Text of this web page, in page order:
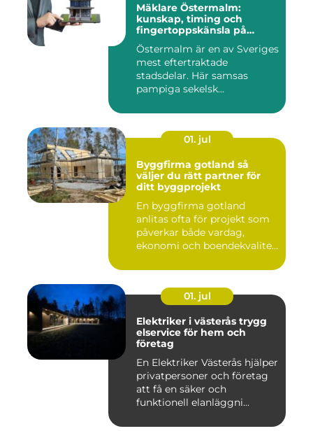
Mäklare Östermalm:
kunskap, timing och
fingertoppskänsla på
stockholms mest klassiska
adress
Östermalm är en av Sveriges
mest eftertraktade
stadsdelar. Här samsas
pampiga sekelsk...
01. jul
Byggfirma gotland så
väljer du rätt partner för
ditt byggprojekt
En byggfirma gotland
anlitas ofta för projekt som
påverkar både vardag,
ekonomi och boendekvalitet
01. jul
Elektriker i västerås trygg
elservice för hem och
företag
En Elektriker Västerås hjälper
privatpersoner och företag
att få en säker och
funktionell elanläggni...